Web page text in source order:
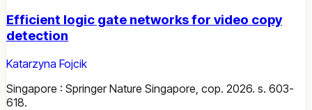
Efficient logic gate networks for video copy
detection
Katarzyna Fojcik
Singapore : Springer Nature Singapore, cop. 2026. s. 603-
618.